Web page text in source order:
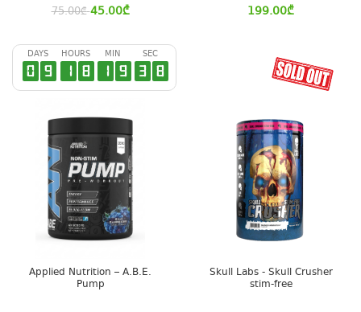
75.00₾ 45.00₾ 199.00₾
DAYS
0 9
HOURS
1 8
MIN
1 9
SEC
3 7
Applied Nutrition – A.B.E.
Pump
Skull Labs - Skull Crusher
stim-free